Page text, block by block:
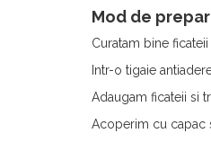
Mod de
Curatam bine ficateii
Intr-o tigaie
Adaugam ficateii si
Acoperim cu capac